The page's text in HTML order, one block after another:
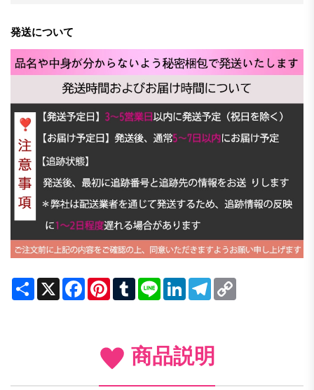
発送について
Share X FacebookPinterestTumblrLine LinkedInTelegram
商品説明